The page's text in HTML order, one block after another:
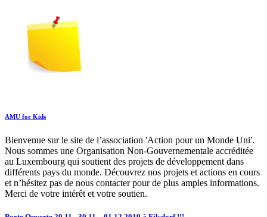
AMU for Kids
Bienvenue sur le site de l’association 'Action pour un Monde Uni'.
Nous sommes une Organisation Non-Gouvernementale accréditée
au Luxembourg qui soutient des projets de développement dans
différents pays du monde. Découvrez nos projets et actions en cours
et n’hésitez pas de nous contacter pour de plus amples informations.
Merci de votre intérêt et votre soutien.